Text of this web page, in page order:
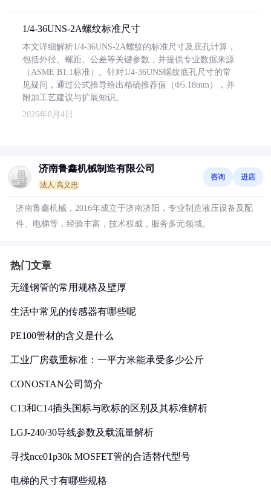
1/4-36UNS-2A螺纹标准尺寸
本文详细解析1/4-36UNS-2A螺纹的标准尺寸及底孔计算，
包括外径、螺距、公差等关键参数，并提供专业数据来源
（ASME B1.1标准）。针对1/4-36UNS螺纹底孔尺寸的常
见疑问，通过公式推导给出精确推荐值（Φ5.18mm），并
附加工艺建议与扩展知识。
2026年8月4日
济南鲁鑫机械制造有限公司
法人:高义忠
咨询 进店
济南鲁鑫机械，2016年成立于济南济阳，专业制造液压设备及配
件、电梯等，经验丰富，技术权威，服务多元领域。
热门文章
无缝钢管的常用规格及壁厚
生活中常见的传感器有哪些呢
PE100管材的含义是什么
工业厂房载重标准：一平方米能承受多少公斤
CONOSTAN公司简介
C13和C14插头国标与欧标的区别及其标准解析
LGJ-240/30导线参数及载流量解析
寻找nce01p30k MOSFET管的合适替代型号
电梯的尺寸有哪些规格